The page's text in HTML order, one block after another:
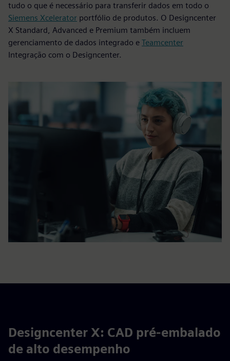
tudo o que é necessário para transferir dados em todo o
Siemens Xcelerator portfólio de produtos. O Designcenter
X Standard, Advanced e Premium também incluem
gerenciamento de dados integrado e Teamcenter
Integração com o Designcenter.
Designcenter X: CAD pré-embalado
de alto desempenho